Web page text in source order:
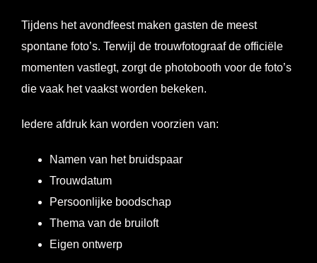
Tijdens het avondfeest maken gasten de meest
spontane foto’s. Terwijl de trouwfotograaf de officiële
momenten vastlegt, zorgt de photobooth voor de foto’s
die vaak het vaakst worden bekeken.
Iedere afdruk kan worden voorzien van:
Namen van het bruidspaar
Trouwdatum
Persoonlijke boodschap
Thema van de bruiloft
Eigen ontwerp